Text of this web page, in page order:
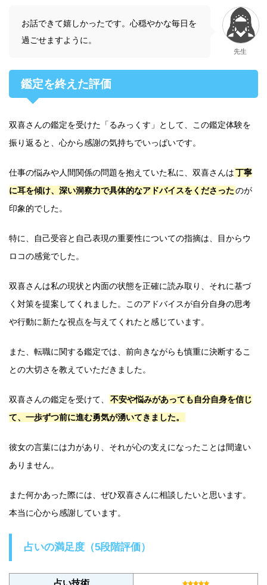
お話できて嬉しかったです。心穏やかな毎日を
過ごせますように。
先生
鑑定を終えた評価
双喜さんの鑑定を受けた「るみっくす」として、この鑑定体験を
振り返ると、心から感謝の気持ちでいっぱいです。
仕事の悩みや人間関係の問題を抱えていた私に、双喜さんは丁寧
に耳を傾け、深い洞察力で具体的なアドバイスをくださったのが
印象的でした。
特に、自己受容と自己表現の重要性についての指摘は、目からウ
ロコの感覚でした。
双喜さんは私の現状と内面の状態を正確に読み取り、それに基づ
く対策を提案してくれました。このアドバイスが自分自身の思考
や行動に新たな視点を与えてくれたと感じています。
また、転職に関する鑑定では、前向きながらも慎重に決断するこ
との大切さを教えていただきました。
双喜さんの鑑定を受けて、
不安や悩みがあっても自分自身を信じ
て、一歩ずつ前に進む勇気が湧いてきました。
彼女の言葉には力があり、それが心の支えになったことは間違い
ありません。
また何かあった際には、ぜひ双喜さんに相談したいと思います。
本当に心から感謝しています。
占いの満足度（5段階評価）